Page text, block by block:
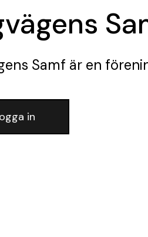
Samf är en
in